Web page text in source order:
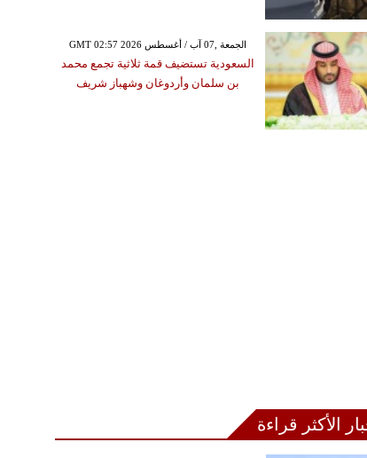
GMT 02:57 2026 الجمعة ,07 آب / أغسطس
السعودية تستضيف قمة ثلاثية تجمع محمد
بن سلمان وأردوغان وشهباز شريف
الأكثر قراءة